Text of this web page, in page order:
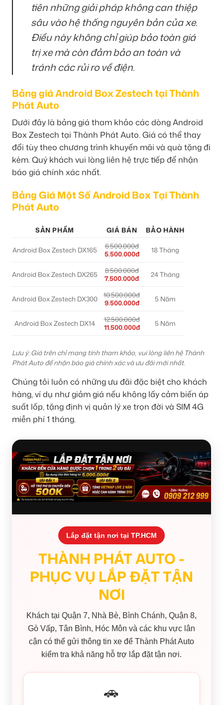
tiên những giải pháp không can thiệp
sâu vào hệ thống nguyên bản của xe.
Điều này không chỉ giúp bảo toàn giá
trị xe mà còn đảm bảo an toàn và
tránh các rủi ro về điện.
Bảng giá Android Box Zestech tại Thành
Phát Auto
Dưới đây là bảng giá tham khảo các dòng Android
Box Zestech tại Thành Phát Auto. Giá có thể thay
đổi tùy theo chương trình khuyến mãi và quà tặng đi
kèm. Quý khách vui lòng liên hệ trực tiếp để nhận
báo giá chính xác nhất.
Bảng Giá Một Số Android Box Tại Thành
Phát Auto
SẢN PHẨM GIÁ BÁN BẢO HÀNH
Android Box Zestech DX165
6.500.000đ
5.500.000đ
18 Tháng
Android Box Zestech DX265
8.500.000đ
7.500.000đ
24 Tháng
Android Box Zestech DX300
10.500.000đ
9.500.000đ
5 Năm
Android Box Zestech DX14
12.500.000đ
11.500.000đ
5 Năm
Lưu ý: Giá trên chỉ mang tính tham khảo, vui lòng liên hệ Thành
Phát Auto để nhận báo giá chính xác và ưu đãi mới nhất.
Chúng tôi luôn có những ưu đãi đặc biệt cho khách
hàng, ví dụ như giảm giá nếu không lấy cảm biến áp
suất lốp, tặng định vị quản lý xe trọn đời và SIM 4G
miễn phí 1 tháng.
Lắp đặt tận nơi tại TP.HCM
THÀNH PHÁT AUTO -
PHỤC VỤ LẮP ĐẶT TẬN
NƠI
Khách tại Quận 7, Nhà Bè, Bình Chánh, Quận 8,
Gò Vấp, Tân Bình, Hóc Môn và các khu vực lân
cận có thể gửi thông tin xe để Thành Phát Auto
kiểm tra khả năng hỗ trợ lắp đặt tận nơi.
🚗